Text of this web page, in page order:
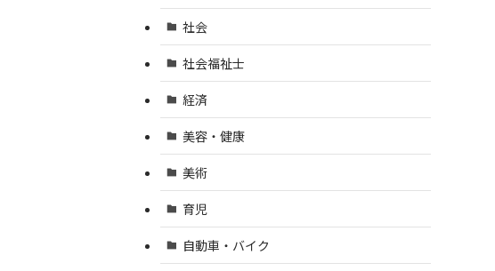
社会
社会福祉士
経済
美容・健康
美術
育児
自動車・バイク